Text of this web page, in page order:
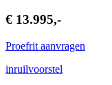
€ 13.995,-
Proefrit aanvragen
inruilvoorstel